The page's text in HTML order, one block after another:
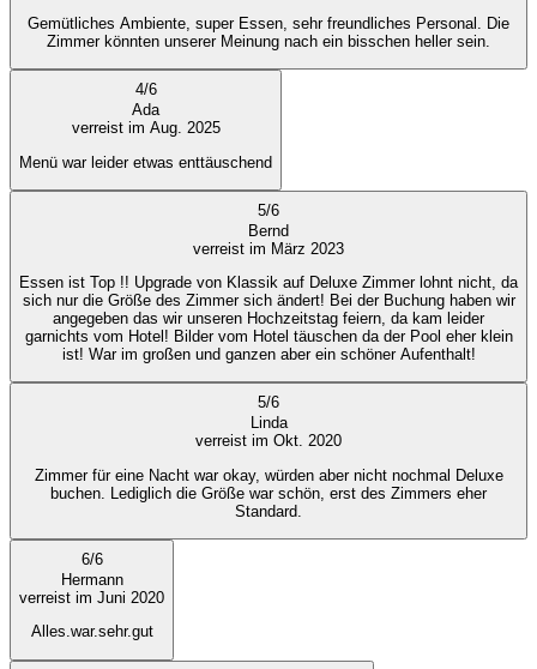
Gemütliches Ambiente, super Essen, sehr freundliches Personal. Die
Zimmer könnten unserer Meinung nach ein bisschen heller sein.
4/6
Ada
verreist im Aug. 2025
Menü war leider etwas enttäuschend
5/6
Bernd
verreist im März 2023
Essen ist Top !! Upgrade von Klassik auf Deluxe Zimmer lohnt nicht, da
sich nur die Größe des Zimmer sich ändert! Bei der Buchung haben wir
angegeben das wir unseren Hochzeitstag feiern, da kam leider
garnichts vom Hotel! Bilder vom Hotel täuschen da der Pool eher klein
ist! War im großen und ganzen aber ein schöner Aufenthalt!
5/6
Linda
verreist im Okt. 2020
Zimmer für eine Nacht war okay, würden aber nicht nochmal Deluxe
buchen. Lediglich die Größe war schön, erst des Zimmers eher
Standard.
6/6
Hermann
verreist im Juni 2020
Alles.war.sehr.gut